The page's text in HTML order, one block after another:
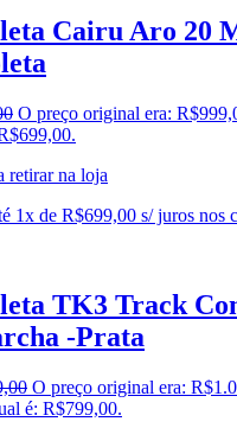
Cairu Aro 20
O preço original era:
retirar na loja
1x de R$699,00 s/ juros nos
TK3 Track
-Prata
O preço original era:
é: R$799,00.